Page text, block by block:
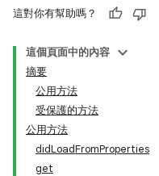
這對你有幫助嗎？
這個頁面中的內容
摘要
公用方法
受保護的方法
公用方法
didLoadFromProperties
get